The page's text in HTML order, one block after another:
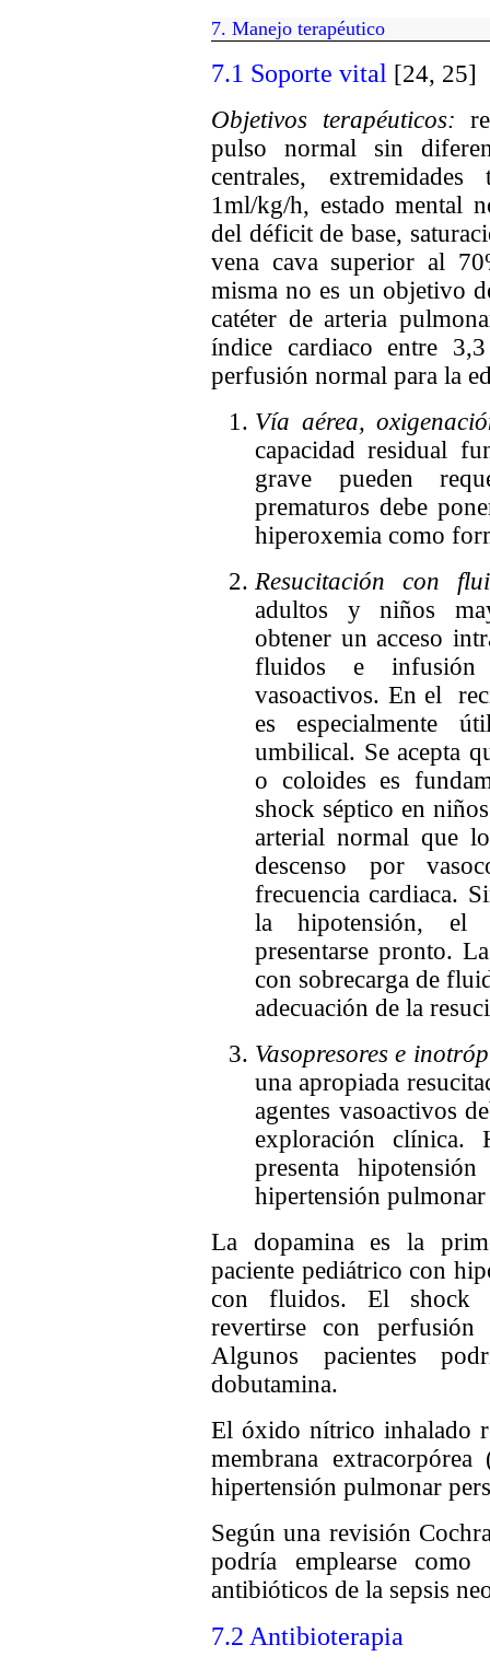
7. Manejo terapéutico
7.1 Soporte vital [24, 25]
Objetivos terapéuticos:
pulso normal sin
centrales,
1ml/kg/h, estado mental
del déficit de base,
vena cava superior al
misma no es un objetivo
catéter de arteria
índice cardiaco entre
perfusión normal para la
Vía aérea,
capacidad residual
grave pueden
prematuros debe
hiperoxemia como
Resucitación con
adultos y niños
obtener un acceso
fluidos e infusión
vasoactivos. En el
es especialmente
umbilical. Se acepta
o coloides es
shock séptico en
arterial normal que
descenso por
frecuencia cardiaca.
la hipotensión, el
presentarse pronto.
con sobrecarga de
adecuación de la
Vasopresores e
una apropiada
agentes vasoactivos
exploración clínica.
presenta
hipertensión
La dopamina es la
paciente pediátrico con
con fluidos. El shock
revertirse con perfusión
Algunos pacientes
dobutamina.
El óxido nítrico inhalado
membrana
hipertensión pulmonar
Según una revisión
podría emplearse
antibióticos de la sepsis
7.2 Antibioterapia